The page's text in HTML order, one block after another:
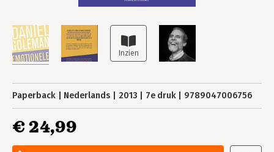
Paperback Nederlands 2013 7e druk 9789047006756
€ 24,99